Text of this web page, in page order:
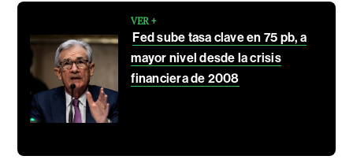
VER +
Fed sube tasa clave en 75 pb, a
mayor nivel desde la crisis
financiera de 2008